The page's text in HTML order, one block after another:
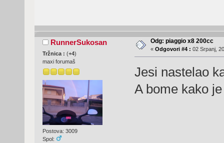
RunnerSukosan
Tržnica : (+4)
maxi forumaš
Postova: 3009
Spol:
Odg: piaggio x8 200cc
« Odgovori #4 : 02 Srpanj,
Jesi nastelao
A bome kako